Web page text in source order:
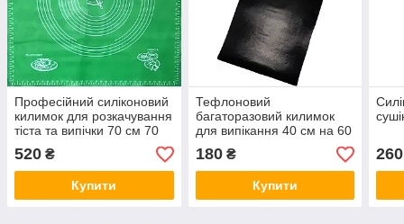
Професійний силіконовий
килимок для розкачування
тіста та випічки 70 см 70
см
520 ₴
Купити
Тефлоновий
багаторазовий килимок
для випікання 40 см на 60
см
180₴
Купити
260